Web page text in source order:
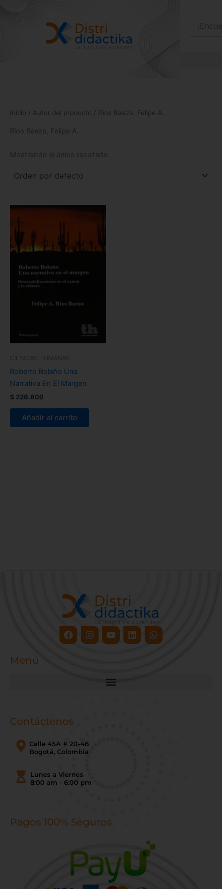
Inicio / Autor del producto / Ríos Baeza, Felipe A.
Ríos Baeza, Felipe A.
Mostrando el único resultado
CIENCIAS HUMANAS
Roberto Bolaño Una
Narrativa En El Margen
$ 226.600
Añadir al carrito
FacebookInstagram
YoutubeLinkedinWhatsapp
Menú
Contáctenos
Calle 45A # 20-48
Bogotá, Colombia
Lunes a Viernes
8:00 am - 6:00 pm
Pagos 100% Seguros